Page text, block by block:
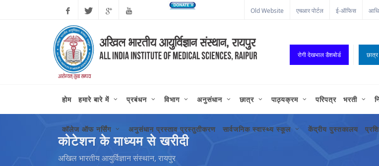
FacebookTwitter
Plus
Old Website एचआर पोर्टल ई-ऑफिस
रोगी देखभाल डैशबोर्ड छात्र
होम हमारे बारे में प्रबंधन विभाग अनुसंधान छात्र पाठ्यक्रम परिपत्र भरती
कॉलेज ऑफ नर्सिंग अनुसंधान प्रस्ताव प्रस्तुतीकरण सार्वजनिक स्वास्थ्य स्कूल केंद्रीय पुस्तकालय
कोटेशन के माध्यम से खरीदी
अखिल भारतीय आयुर्विज्ञान संस्थान, रायपुर